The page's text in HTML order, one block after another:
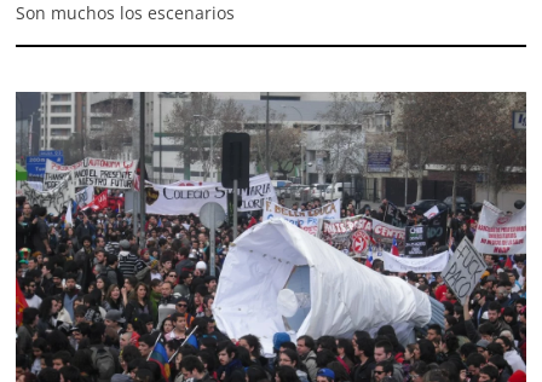
Son muchos los escenarios